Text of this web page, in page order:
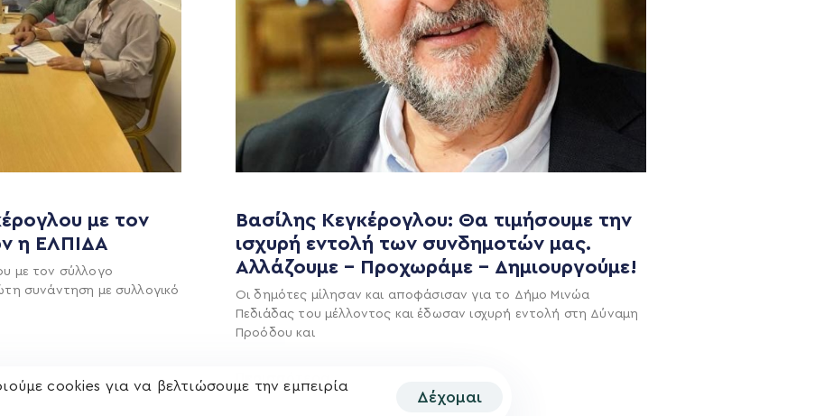
με τον
η ΕΛΠΙΔΑ
με τον σύλλογο
συνάντηση με συλλογικό
Βασίλης Κεγκέρογλου: Θα τιμήσουμε την
ισχυρή εντολή των συνδημοτών μας.
Αλλάζουμε – Προχωράμε – Δημιουργούμε!
Οι δημότες μίλησαν και αποφάσισαν για το Δήμο Μινώα
Πεδιάδας του μέλλοντος και έδωσαν ισχυρή εντολή στη Δύναμη
Προόδου και
Ανακοινώσεις
Νέα
Επικοινωνία
+(30) 289 102 4800
Ηλ. ταχυδρομείο
kegkeroglou@gmail.com
cookies για να βελτιώσουμε την εμπειρία
Δέχομαι